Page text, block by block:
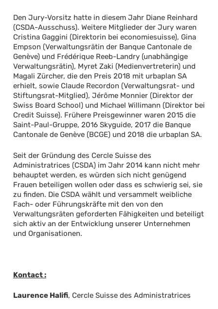
Den Jury-Vorsitz hatte in diesem Jahr Diane Reinhard
(CSDA-Ausschuss). Weitere Mitglieder der Jury waren
Cristina Gaggini (Direktorin bei economiesuisse), Gina
Empson (Verwaltungsrätin der Banque Cantonale de
Genève) und Frédérique Reeb-Landry (unabhängige
Verwaltungsrätin), Myret Zaki (Medienvertreterin) und
Magali Zürcher, die den Preis 2018 mit urbaplan SA
erhielt, sowie Claude Recordon (Verwaltungsrat- und
Stiftungsrat-Mitglied), Jérôme Monnier (Direktor der
Swiss Board School) und Michael Willimann (Direktor bei
Credit Suisse). Frühere Preisgewinner waren 2015 die
Saint-Paul-Gruppe, 2016 Skyguide, 2017 die Banque
Cantonale de Genève (BCGE) und 2018 die urbaplan SA.
Seit der Gründung des Cercle Suisse des
Administratrices (CSDA) im Jahr 2014 kann nicht mehr
behauptet werden, es würden sich nicht genügend
Frauen beteiligen wollen oder dass es schwierig sei, sie
zu finden. Die CSDA wählt und versammelt weibliche
Fach- oder Führungskräfte mit den von den
Verwaltungsräten geforderten Fähigkeiten und beteiligt
sich aktiv an der Entwicklung unserer Unternehmen
und Organisationen.
Kontact :
Laurence Halifi, Cercle Suisse des Administratrices